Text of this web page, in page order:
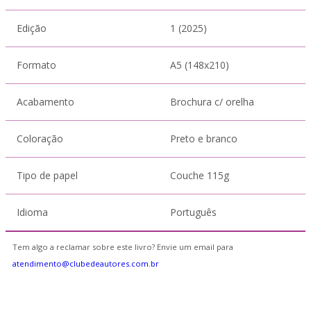
Edição 1 (2025)
Formato A5 (148x210)
Acabamento Brochura c/ orelha
Coloração Preto e branco
Tipo de papel Couche 115g
Idioma Português
Tem algo a reclamar sobre este livro? Envie um email para
atendimento@clubedeautores.com.br